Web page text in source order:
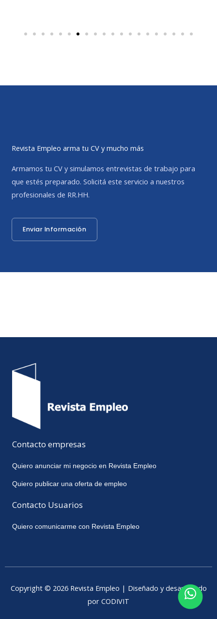
Revista Empleo arma tu CV y mucho más
Armamos tu CV y simulamos entrevistas de trabajo para
que estés preparado. Solicitá este servicio a nuestros
profesionales de RR.HH.
Enviar Información
Contacto empresas
Quiero anunciar mi negocio en Revista Empleo
Quiero publicar una oferta de empleo
Contacto Usuarios
Quiero comunicarme con Revista Empleo
Copyright © 2026 Revista Empleo | Diseñado y desarrollado
por CODIVIT